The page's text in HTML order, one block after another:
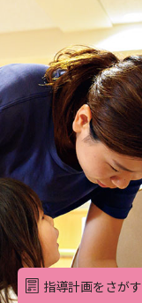
指導計画をさがす